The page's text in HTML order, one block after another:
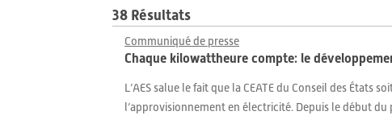
38 Résultats
Communiqué de presse
Chaque kilowattheure compte: le
L’AES salue le fait que la CEATE du Conseil des
l’approvisionnement en électricité. Depuis le début